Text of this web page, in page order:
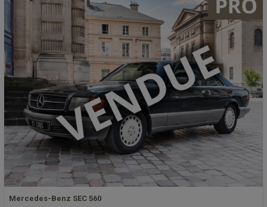
Mercedes-Benz SEC 560